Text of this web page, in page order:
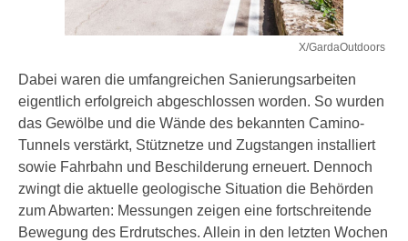
X/GardaOutdoors
Dabei waren die umfangreichen Sanierungsarbeiten
eigentlich erfolgreich abgeschlossen worden. So wurden
das Gewölbe und die Wände des bekannten Camino-
Tunnels verstärkt, Stütznetze und Zugstangen installiert
sowie Fahrbahn und Beschilderung erneuert. Dennoch
zwingt die aktuelle geologische Situation die Behörden
zum Abwarten: Messungen zeigen eine fortschreitende
Bewegung des Erdrutsches. Allein in den letzten Wochen